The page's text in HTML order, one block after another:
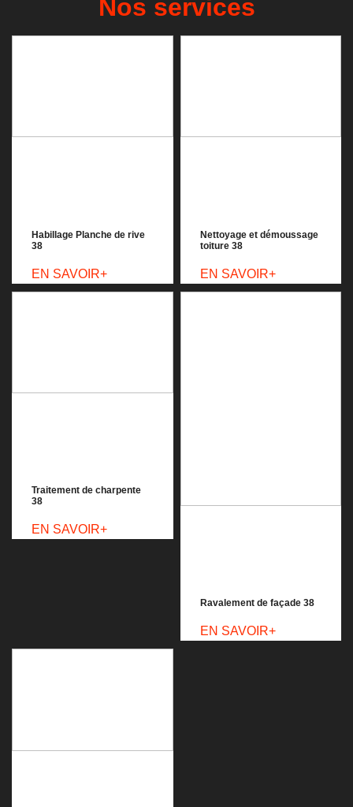
Nos services
Habillage Planche de rive
38
EN SAVOIR+
Nettoyage et démoussage
toiture 38
EN SAVOIR+
Traitement de charpente
38
EN SAVOIR+
Ravalement de façade 38
EN SAVOIR+